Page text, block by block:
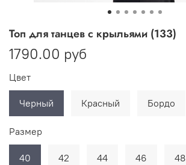
Топ для танцев с крыльями (133)
1790.00 руб
Цвет
Черный Красный Бордо
Размер
40 42 44 46 48